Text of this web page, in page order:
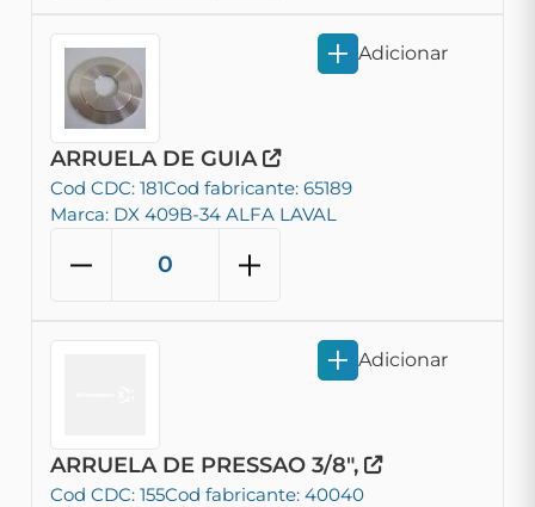
ARRUELA DE GUIA
Cod CDC: 181Cod fabricante: 65189
Marca: DX 409B-34 ALFA LAVAL
Adicionar
ARRUELA DE PRESSAO 3/8",
Cod CDC: 155Cod fabricante: 40040
Adicionar